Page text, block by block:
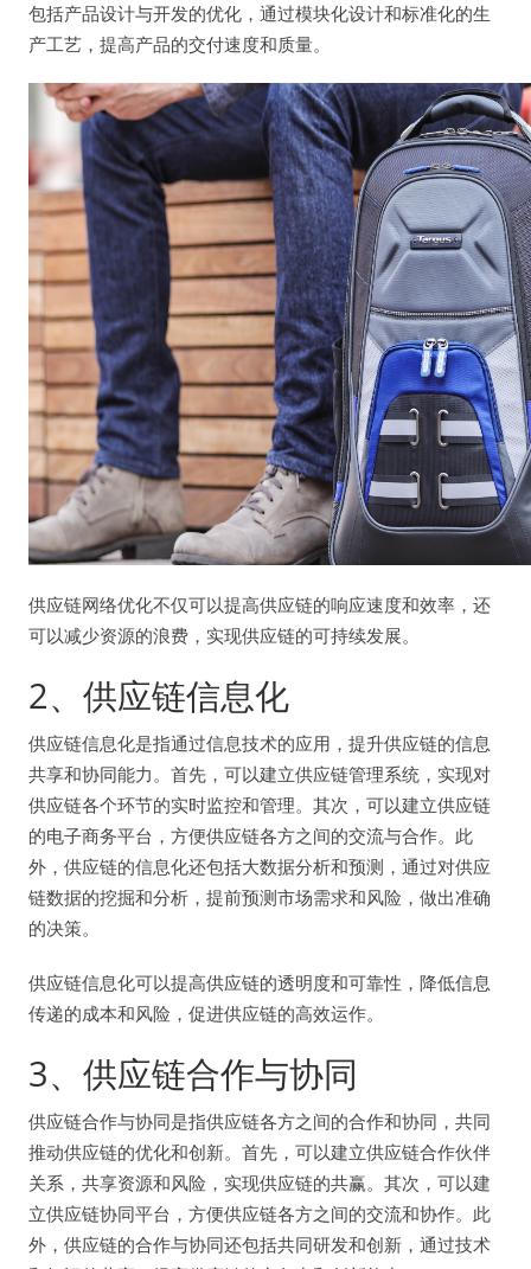
包括产品设计与开发的优化，通过模块化设计和标准化的生
产工艺，提高产品的交付速度和质量。
供应链网络优化不仅可以提高供应链的响应速度和效率，还
可以减少资源的浪费，实现供应链的可持续发展。
2、供应链信息化
供应链信息化是指通过信息技术的应用，提升供应链的信息
共享和协同能力。首先，可以建立供应链管理系统，实现对
供应链各个环节的实时监控和管理。其次，可以建立供应链
的电子商务平台，方便供应链各方之间的交流与合作。此
外，供应链的信息化还包括大数据分析和预测，通过对供应
链数据的挖掘和分析，提前预测市场需求和风险，做出准确
的决策。
供应链信息化可以提高供应链的透明度和可靠性，降低信息
传递的成本和风险，促进供应链的高效运作。
3、供应链合作与协同
供应链合作与协同是指供应链各方之间的合作和协同，共同
推动供应链的优化和创新。首先，可以建立供应链合作伙伴
关系，共享资源和风险，实现供应链的共赢。其次，可以建
立供应链协同平台，方便供应链各方之间的交流和协作。此
外，供应链的合作与协同还包括共同研发和创新，通过技术